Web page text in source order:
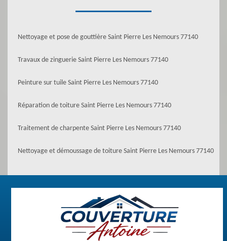
Nettoyage et pose de gouttière Saint Pierre Les Nemours 77140
Travaux de zinguerie Saint Pierre Les Nemours 77140
Peinture sur tuile Saint Pierre Les Nemours 77140
Réparation de toiture Saint Pierre Les Nemours 77140
Traitement de charpente Saint Pierre Les Nemours 77140
Nettoyage et démoussage de toiture Saint Pierre Les Nemours 77140